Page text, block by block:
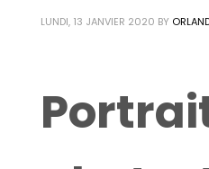
LUNDI, 13 JANVIER 2020 BY